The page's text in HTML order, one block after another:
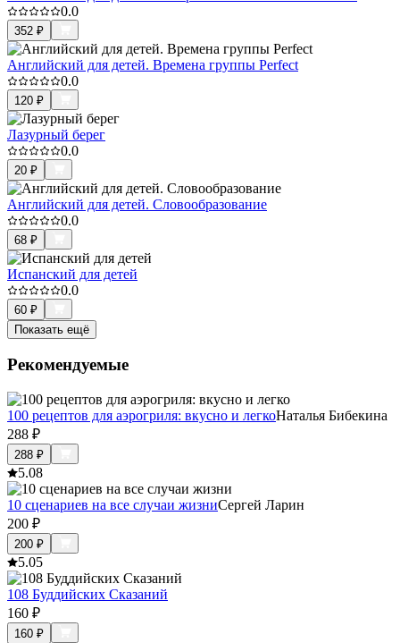
0.0
352 ₽
Английский для детей. Времена группы Perfect
0.0
120 ₽
Лазурный берег
0.0
20 ₽
Английский для детей. Словообразование
0.0
68 ₽
Испанский для детей
0.0
60 ₽
Показать ещё
Рекомендуемые
100 рецептов для аэрогриля: вкусно и легкоНаталья Бибекина
288 ₽
288 ₽
5.08
10 сценариев на все случаи жизниСергей Ларин
200 ₽
200 ₽
5.05
108 Буддийских Сказаний
160 ₽
160 ₽